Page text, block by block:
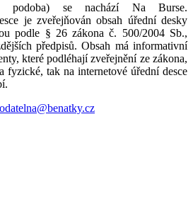
podoba) se nachází Na Burse.
je zveřejňován obsah úřední desky
podle § 26 zákona č. 500/2004 Sb.,
předpisů. Obsah má informativní
které podléhají zveřejnění ze zákona,
fyzické, tak na internetové úřední desce